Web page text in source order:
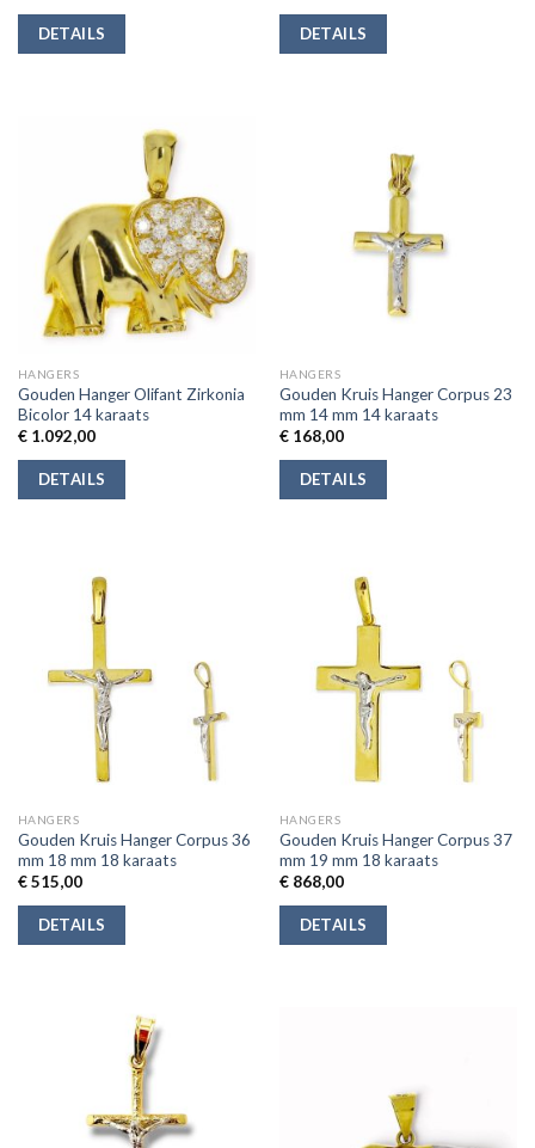
DETAILS DETAILS
HANGERS
Gouden Hanger Olifant Zirkonia
Bicolor 14 karaats
€1.092,00
DETAILS
HANGERS
Gouden Kruis Hanger Corpus 23
mm 14 mm 14 karaats
€168,00
DETAILS
HANGERS
Gouden Kruis Hanger Corpus 36
mm 18 mm 18 karaats
€515,00
DETAILS
HANGERS
Gouden Kruis Hanger Corpus 37
mm 19 mm 18 karaats
€868,00
DETAILS